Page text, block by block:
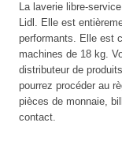
La laverie libre-
Lidl. Elle est
performants. Elle est
machines de 18 kg.
distributeur de
pourrez procéder au
pièces de monnaie,
contact.